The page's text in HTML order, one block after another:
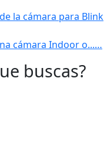
la cámara para Blink
cámara Indoor o...…
buscas?